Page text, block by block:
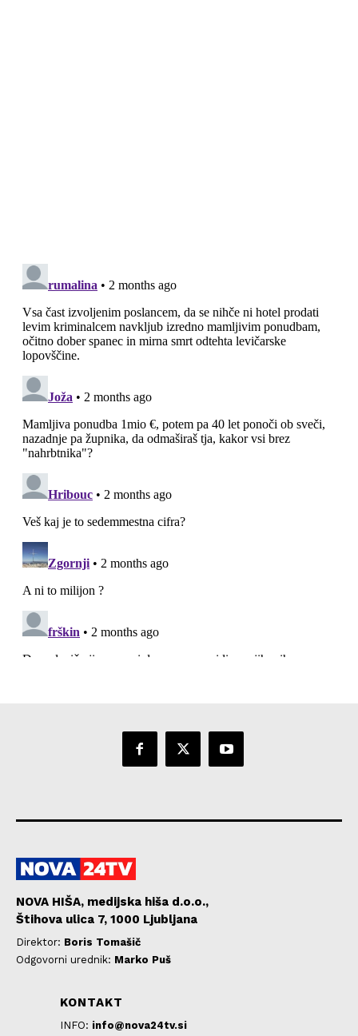
NOVA HIŠA, medijska hiša d.o.o.,
Štihova ulica 7, 1000 Ljubljana
Direktor: Boris Tomašič
Odgovorni urednik: Marko Puš
KONTAKT
INFO: info@nova24tv.si